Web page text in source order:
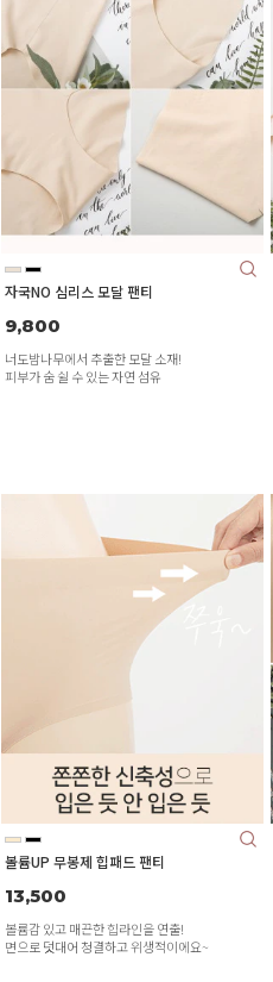
자국NO 심리스 모달 팬티
9,800
너도밤나무에서 추출한 모달 소재!
피부가 숨 쉴 수 있는 자연 섬유
볼륨UP 무봉제 힙패드 팬티
13,500
볼륨감 있고 매끈한 힙라인을 연출!
면으로 덧대어 청결하고 위생적이에요~